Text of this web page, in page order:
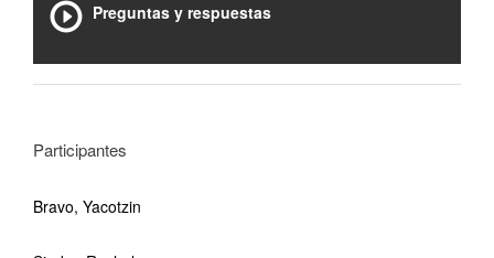
Preguntas y respuestas
Participantes
Bravo, Yacotzin